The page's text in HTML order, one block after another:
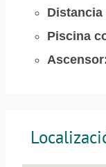
Piscina